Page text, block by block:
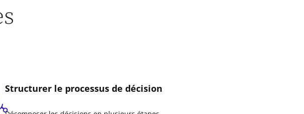
Structurer le processus de décision